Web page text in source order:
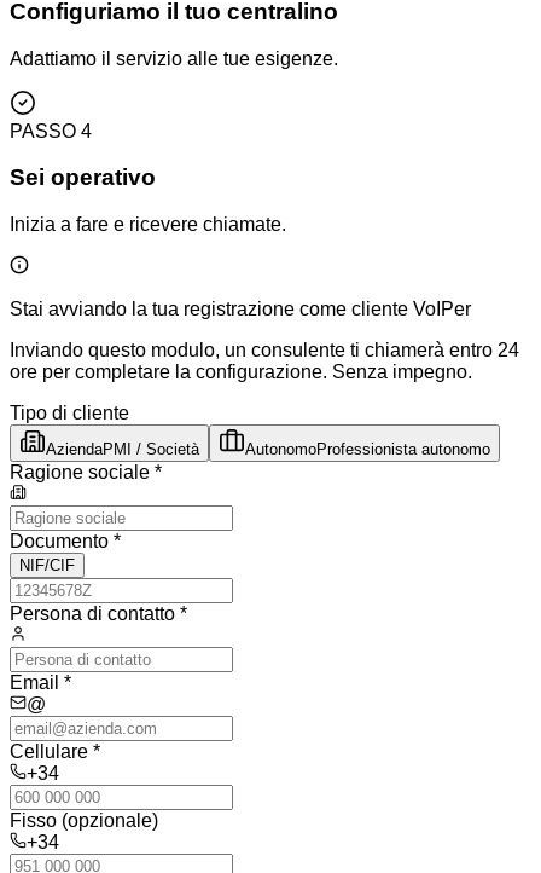
Configuriamo il tuo centralino
Adattiamo il servizio alle tue esigenze.
PASSO 4
Sei operativo
Inizia a fare e ricevere chiamate.
Stai avviando la tua registrazione come cliente VoIPer
Inviando questo modulo, un consulente ti chiamerà entro 24
ore per completare la configurazione. Senza impegno.
Tipo di cliente
AziendaPMI / Società AutonomoProfessionista autonomo
Ragione sociale *
Documento *
NIF/CIF
Persona di contatto *
Email *
@
Cellulare *
+34
Fisso (opzionale)
+34